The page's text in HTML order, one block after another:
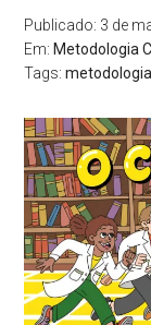
Publicado: 3 de
Em: Metodologia
Tags: